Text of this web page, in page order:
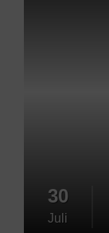
30
Juli